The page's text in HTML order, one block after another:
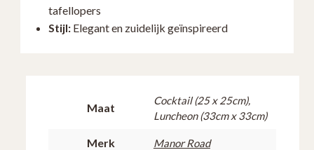
tafellopers
Stijl: Elegant en zuidelijk geïnspireerd
Maat
Cocktail (25 x 25cm),
Luncheon (33cm x 33cm)
Merk Manor Road